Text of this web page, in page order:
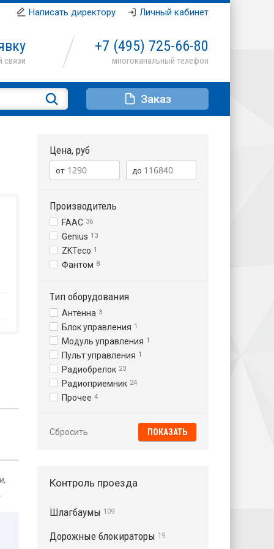
Написать директору Личный кабинет
+7 (495) 725-66-80
Заказ
Цена, руб
Производитель
FAAC 36
Genius 13
ZKTeco 1
Фантом 8
Тип оборудования
Антенна 3
Блок управления 1
Модуль управления 1
Пульт управления 1
Радиобрелок 23
Радиоприемник 24
Прочее 4
Сбросить
Контроль проезда
Шлагбаумы 109
Дорожные блокираторы 19